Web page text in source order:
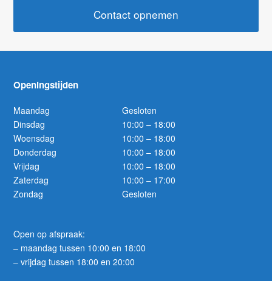
Contact opnemen
Openingstijden
Maandag
Gesloten
Dinsdag
10:00 – 18:00
Woensdag
10:00 – 18:00
Donderdag
10:00 – 18:00
Vrijdag
10:00 – 18:00
Zaterdag
10:00 – 17:00
Zondag
Gesloten
Open op afspraak:
– maandag tussen 10:00 en 18:00
– vrijdag tussen 18:00 en 20:00